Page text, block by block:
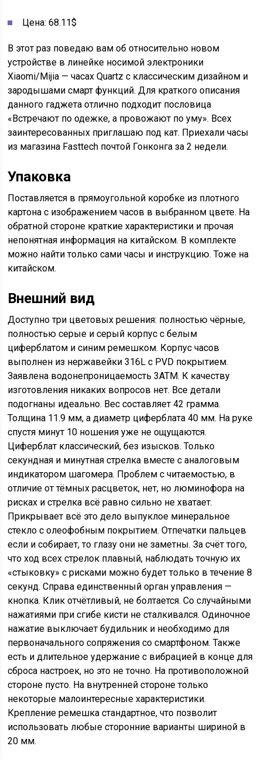
Цена: 68.11$
В этот раз поведаю вам об относительно новом
устройстве в линейке носимой электроники
Xiaomi/Mijia — часах Quartz с классическим дизайном и
зародышами смарт функций. Для краткого описания
данного гаджета отлично подходит пословица
«Встречают по одежке, а провожают по уму». Всех
заинтересованных приглашаю под кат. Приехали часы
из магазина Fasttech почтой Гонконга за 2 недели.
Упаковка
Поставляется в прямоугольной коробке из плотного
картона с изображением часов в выбранном цвете. На
обратной стороне краткие характеристики и прочая
непонятная информация на китайском. В комплекте
можно найти только сами часы и инструкцию. Тоже на
китайском.
Внешний вид
Доступно три цветовых решения: полностью чёрные,
полностью серые и серый корпус с белым
циферблатом и синим ремешком. Корпус часов
выполнен из нержавейки 316L с PVD покрытием.
Заявлена водонепроницаемость 3ATM. К качеству
изготовления никаких вопросов нет. Все детали
подогнаны идеально. Вес составляет 42 грамма.
Толщина 11.9 мм, а диаметр циферблата 40 мм. На руке
спустя минут 10 ношения уже не ощущаются.
Циферблат классический, без изысков. Только
секундная и минутная стрелка вместе с аналоговым
индикатором шагомера. Проблем с читаемостью, в
отличие от тёмных расцветок, нет, но люминофора на
рисках и стрелка всё равно сильно не хватает.
Прикрывает всё это дело выпуклое минеральное
стекло с олеофобным покрытием. Отпечатки пальцев
если и собирает, то глазу они не заметны. За счёт того,
что ход всех стрелок плавный, наблюдать точную их
«стыковку» с рисками можно будет только в течение 8
секунд. Справа единственный орган управления —
кнопка. Клик отчётливый, не болтается. Со случайными
нажатиями при сгибе кисти не сталкивался. Одиночное
нажатие выключает будильник и необходимо для
первоначального сопряжения со смартфоном. Также
есть и длительное удержание с вибрацией в конце для
сброса настроек, но это не точно. На противоположной
стороне пусто. На внутренней стороне только
некоторые малоинтересные характеристики.
Крепление ремешка стандартное, что позволит
использовать любые сторонние варианты шириной в
20 мм.